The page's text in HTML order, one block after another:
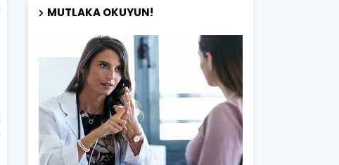
MUTLAKA OKUYUN!